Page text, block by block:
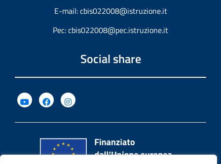
E-mail:cbis022008@istruzione.it
Pec:cbis022008@pec.istruzione.it
Social share